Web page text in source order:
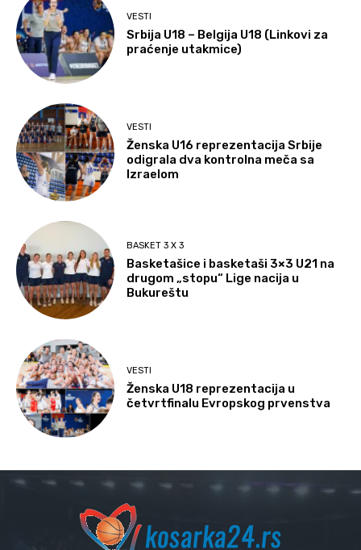
VESTI
Srbija U18 – Belgija U18 (Linkovi za
praćenje utakmice)
VESTI
Ženska U16 reprezentacija Srbije
odigrala dva kontrolna meča sa
Izraelom
BASKET 3 X 3
Basketašice i basketaši 3×3 U21 na
drugom „stopu“ Lige nacija u
Bukureštu
VESTI
Ženska U18 reprezentacija u
četvrtfinalu Evropskog prvenstva